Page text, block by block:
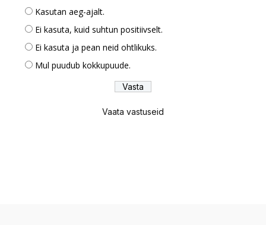
Kasutan aeg-ajalt.
Ei kasuta, kuid suhtun positiivselt.
Ei kasuta ja pean neid ohtlikuks.
Mul puudub kokkupuude.
Vaata vastuseid